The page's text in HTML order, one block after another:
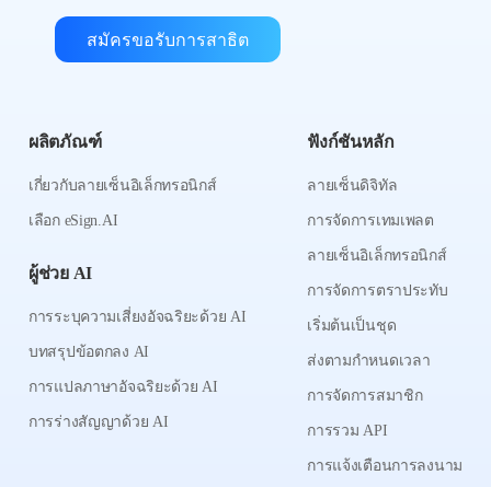
สมัครขอรับการสาธิต
ผลิตภัณฑ์
เกี่ยวกับลายเซ็นอิเล็กทรอนิกส์
เลือก eSign.AI
ผู้ช่วย AI
การระบุความเสี่ยงอัจฉริยะด้วย AI
บทสรุปข้อตกลง AI
การแปลภาษาอัจฉริยะด้วย AI
การร่างสัญญาด้วย AI
ฟังก์ชันหลัก
ลายเซ็นดิจิทัล
การจัดการเทมเพลต
ลายเซ็นอิเล็กทรอนิกส์
การจัดการตราประทับ
เริ่มต้นเป็นชุด
ส่งตามกำหนดเวลา
การจัดการสมาชิก
การรวม API
การแจ้งเตือนการลงนาม